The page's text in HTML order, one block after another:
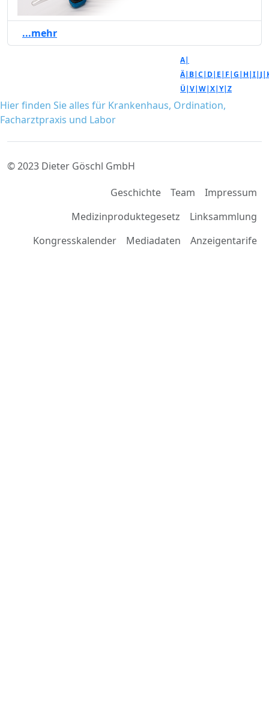
...mehr
A|
Ä| B|C| D| E| F|G| H|I| J|
Ü|V|W|X|Y|Z
Hier finden Sie alles für Krankenhaus, Ordination,
Facharztpraxis und Labor
© 2023 Dieter Göschl GmbH
Geschichte
Team
Impressum
Medizinproduktegesetz
Linksammlung
Kongresskalender
Mediadaten Anzeigentarife